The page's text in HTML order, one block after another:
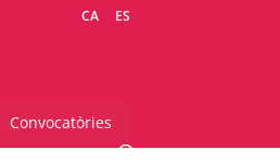
CA ES
Convocatòries